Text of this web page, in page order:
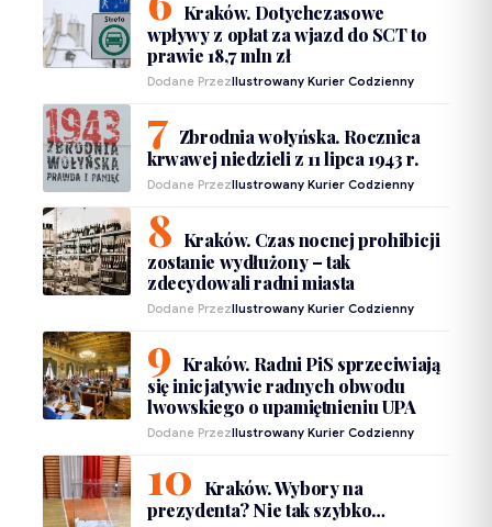
Kraków. Dotychczasowe
wpływy z opłat za wjazd do SCT to
prawie 18,7 mln zł
Dodane PrzezIlustrowany Kurier Codzienny
Zbrodnia wołyńska. Rocznica
krwawej niedzieli z 11 lipca 1943 r.
Dodane PrzezIlustrowany Kurier Codzienny
Kraków. Czas nocnej prohibicji
zostanie wydłużony – tak
zdecydowali radni miasta
Dodane PrzezIlustrowany Kurier Codzienny
Kraków. Radni PiS sprzeciwiają
się inicjatywie radnych obwodu
lwowskiego o upamiętnieniu UPA
Dodane PrzezIlustrowany Kurier Codzienny
Kraków. Wybory na
prezydenta? Nie tak szybko…